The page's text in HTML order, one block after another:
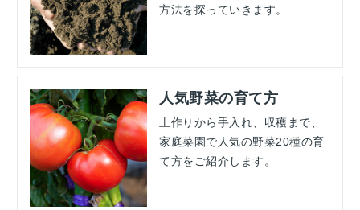
方法を探っていきます。
人気野菜の育て方
土作りから手入れ、収穫まで、
家庭菜園で人気の野菜20種の育
て方をご紹介します。